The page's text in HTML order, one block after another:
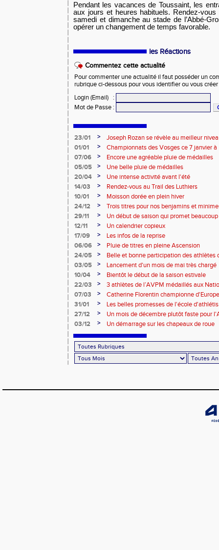
Pendant les vacances de Toussaint, les
aux jours et heures habituels. Rendez-
samedi et dimanche au stade de l’Abbé-
opérer un changement de temps favorable.
les Réactions
Commentez cette actualité
Pour commenter une actualité il faut posséder un
rubrique ci-dessous pour vous identifier ou vous
Login (Email)
:
Mot de Passe :
23/01 >
Joseph Rozan se révèle au meilleur
01/01
>
Championnats des Vosges ce 7 janvier
07/06
>
Encore une agréable pluie de médailles
05/05
>
Une belle pluie de médailles
20/04
>
Une intense activité avant l'été
14/03
>
Rendez-vous au Trail des Luthiers
10/01
>
Moisson dorée en plein hiver
24/12
>
Trois titres pour nos benjamins et
29/11
>
Un début de saison qui promet beaucoup
12/11
>
Un calendrier copieux
17/09
>
Les infos de la reprise
06/06
>
Pluie de titres en pleine Ascension
24/05
>
Belle et bonne participation des athlètes
03/05
>
Lancement d'un mois de mai très chargé
10/04
>
Bientôt le début de la saison estivale
22/03
>
3 athlètes de l’AVPM médaillés aux
07/03
>
Catherine Florentin championne
31/01
>
Les belles promesses de l'école
27/12
>
Un mois de décembre plutôt faste pour
03/12
> Un démarrage sur les chapeaux de roue